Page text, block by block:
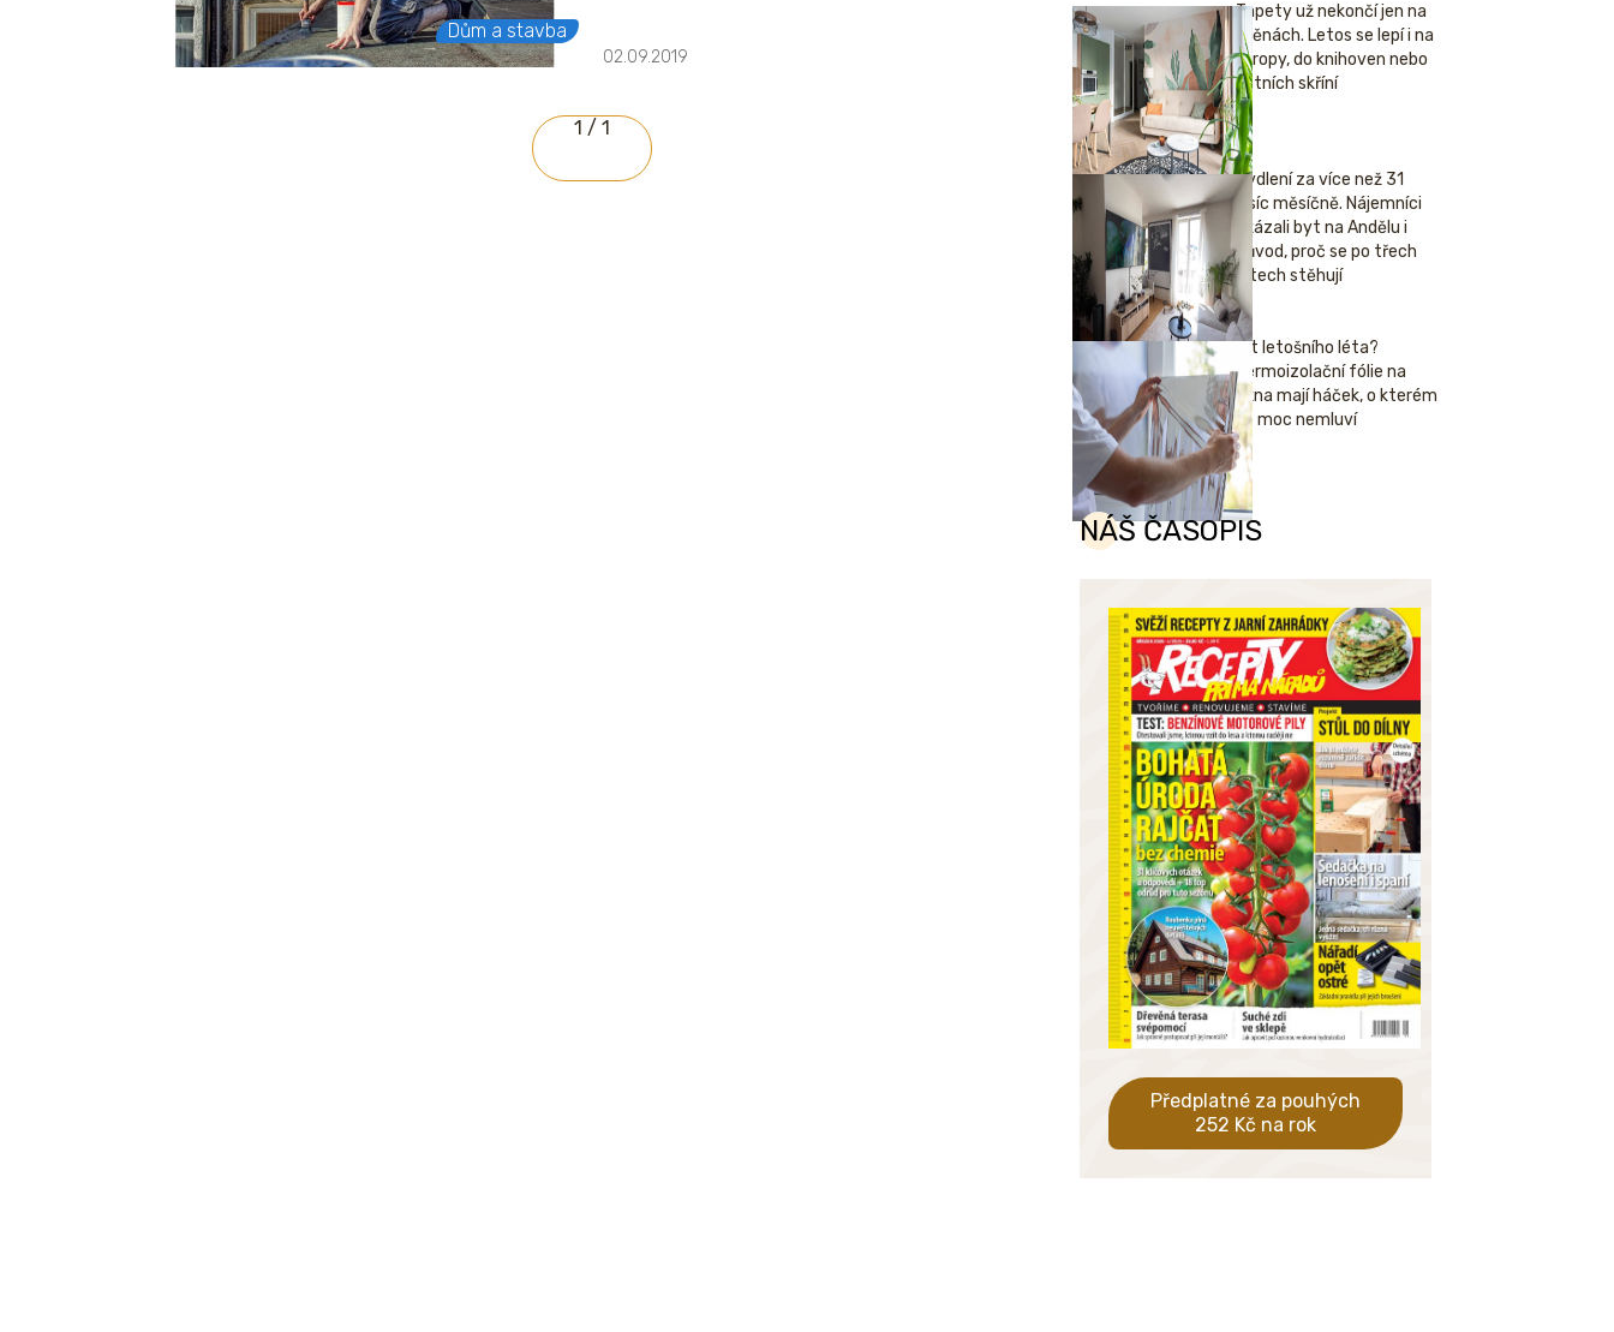
Dům a stavba
02.09.2019
1 / 1
Tapety už nekončí jen na
stěnách. Letos se lepí i na
stropy, do knihoven nebo
šatních skříní
Bydlení za více než 31
tisíc měsíčně. Nájemníci
ukázali byt na Andělu i
důvod, proč se po třech
letech stěhují
Hit letošního léta?
Termoizolační fólie na
okna mají háček, o kterém
se moc nemluví
NÁŠ ČASOPIS
Předplatné za pouhých
252 Kč na rok